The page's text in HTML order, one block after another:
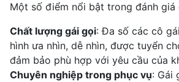
Một số điểm nổi bật trong đánh giá
Chất lượng gái gọi: Đa số các cô
hình ưa nhìn, dễ nhìn, được tuyển
đảm bảo phù hợp với yêu cầu của
Chuyên nghiệp trong phục vụ: Gái